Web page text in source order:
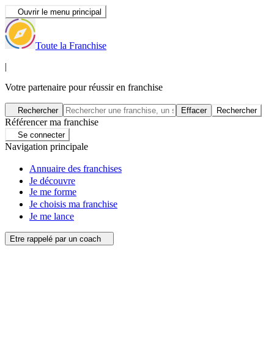
Ouvrir le menu principal
Toute la Franchise
|
Votre partenaire pour réussir en franchise
Rechercher Effacer Rechercher
Référencer ma franchise
Se connecter
Navigation principale
Annuaire des franchises
Je découvre
Je me forme
Je choisis ma franchise
Je me lance
Etre rappelé par un coach